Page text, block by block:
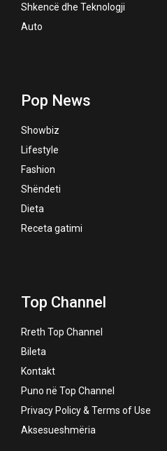
Shkencë dhe Teknologji
Auto
Pop News
Showbiz
Lifestyle
Fashion
Shëndeti
Dieta
Receta gatimi
Top Channel
Rreth Top Channel
Bileta
Kontakt
Puno në Top Channel
Privacy Policy & Terms of Use
Aksesueshmëria